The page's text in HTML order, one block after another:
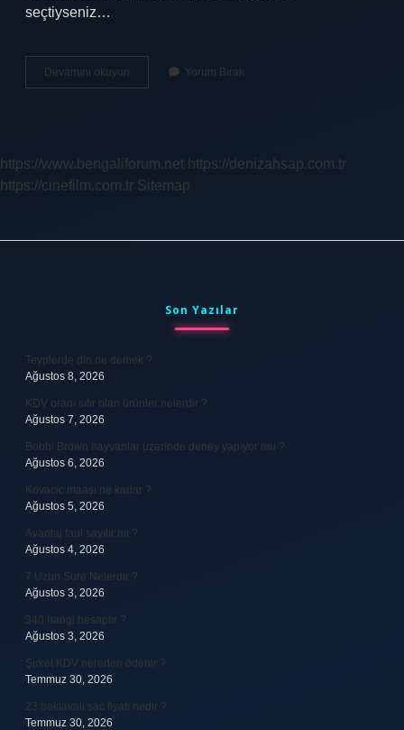
seçtiyseniz…
Devamını okuyun
Ofis
Yorum Bırak
https://www.bengaliforum.net https://denizahsap.com.tr
https://cinefilm.com.tr Sitemap
Son Yazılar
Teyplerde din ne demek ?
Ağustos 8, 2026
KDV oranı sıfır olan ürünler nelerdir ?
Ağustos 7, 2026
Bobbi Brown hayvanlar üzerinde deney yapıyor mu ?
Ağustos 6, 2026
Kovacic maaşı ne kadar ?
Ağustos 5, 2026
Avantaj faul sayılır mı ?
Ağustos 4, 2026
7 Uzun Sure Nelerdir ?
Ağustos 3, 2026
340 hangi hesaptır ?
Ağustos 3, 2026
Şirket KDV nereden ödenir ?
Temmuz 30, 2026
23 baklavalı sac fiyatı nedir ?
Temmuz 30, 2026